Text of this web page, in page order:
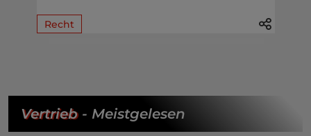
Recht
Vertrieb- Meistgelesen